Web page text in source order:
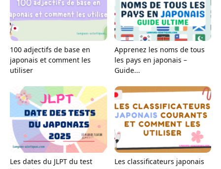
100 adjectifs de base en
japonais et comment les
utiliser
Apprenez les noms de tous
les pays en japonais –
Guide...
Les dates du JLPT du test
Les classificateurs japonais